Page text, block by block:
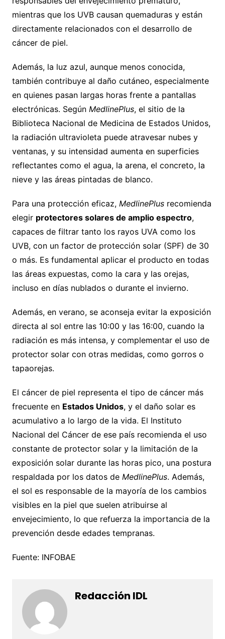
mientras que los UVB causan quemaduras y están
directamente relacionados con el desarrollo de
cáncer de piel.
Además, la luz azul, aunque menos conocida,
también contribuye al daño cutáneo, especialmente
en quienes pasan largas horas frente a pantallas
electrónicas. Según MedlinePlus, el sitio de la
Biblioteca Nacional de Medicina de Estados Unidos,
la radiación ultravioleta puede atravesar nubes y
ventanas, y su intensidad aumenta en superficies
reflectantes como el agua, la arena, el concreto, la
nieve y las áreas pintadas de blanco.
Para una protección eficaz, MedlinePlusrecomienda
elegir protectores solares de amplio espectro,
capaces de filtrar tanto los rayos UVA como los
UVB, con un factor de protección solar (SPF) de 30
o más. Es fundamental aplicar el producto en todas
las áreas expuestas, como la cara y las orejas,
incluso en días nublados o durante el invierno.
Además, en verano, se aconseja evitar la exposición
directa al sol entre las 10:00 y las 16:00, cuando la
radiación es más intensa, y complementar el uso de
protector solar con otras medidas, como gorros o
tapaorejas.
El cáncer de piel representa el tipo de cáncer más
frecuente en Estados Unidos, y el daño solar es
acumulativo a lo largo de la vida. El Instituto
Nacional del Cáncer de ese país recomienda el uso
constante de protector solar y la limitación de la
exposición solar durante las horas pico, una postura
respaldada por los datos de MedlinePlus. Además,
el sol es responsable de la mayoría de los cambios
visibles en la piel que suelen atribuirse al
envejecimiento, lo que refuerza la importancia de la
prevención desde edades tempranas.
Fuente: INFOBAE
Redacción IDL